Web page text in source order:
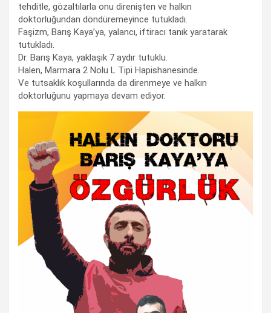
tehditle, gözaltılarla onu direnişten ve halkın
doktorluğundan döndüremeyince tutukladı.
Faşizm, Barış Kaya’ya, yalancı, iftiracı tanık yaratarak
tutukladı.
Dr. Barış Kaya, yaklaşık 7 aydır tutuklu.
Halen, Marmara 2 Nolu L Tipi Hapishanesinde.
Ve tutsaklık koşullarında da direnmeye ve halkın
doktorluğunu yapmaya devam ediyor.